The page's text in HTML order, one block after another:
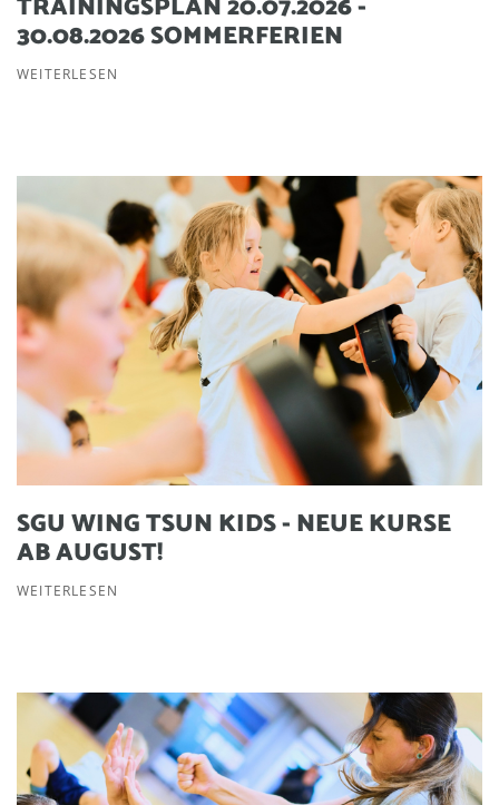
30.08.2026 SOMMERFERIEN
WEITERLESEN
SGU WING TSUN KIDS - NEUE KURSE
AB AUGUST!
WEITERLESEN